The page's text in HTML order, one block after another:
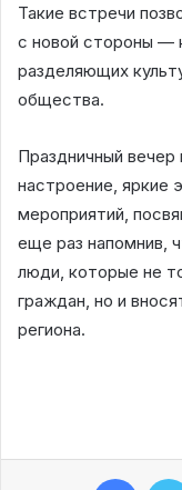
Такие встречи
с новой стороны —
разделяющих
общества.
Праздничный
настроение, яркие
мероприятий,
еще раз напомнив,
люди, которые не
граждан, но и
региона.